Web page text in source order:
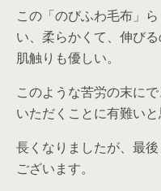
この「のびふわ毛布」
い、柔らかくて、伸びる
肌触りも優しい。
このような苦労の末に
いただくことに有難いと
長くなりましたが、最
ございます。